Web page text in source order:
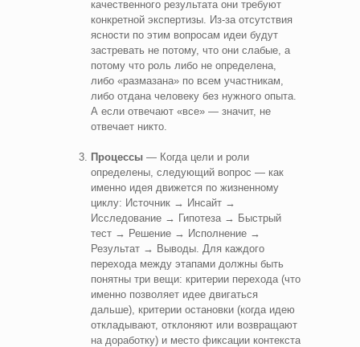
качественного результата они требуют
конкретной экспертизы. Из-за отсутствия
ясности по этим вопросам идеи будут
застревать не потому, что они слабые, а
потому что роль либо не определена,
либо «размазана» по всем участникам,
либо отдана человеку без нужного опыта.
А если отвечают «все» — значит, не
отвечает никто.
Процессы — Когда цели и роли
определены, следующий вопрос — как
именно идея движется по жизненному
циклу: Источник → Инсайт →
Исследование → Гипотеза → Быстрый
тест → Решение → Исполнение →
Результат → Выводы. Для каждого
перехода между этапами должны быть
понятны три вещи: критерии перехода (что
именно позволяет идее двигаться
дальше), критерии остановки (когда идею
откладывают, отклоняют или возвращают
на доработку) и место фиксации контекста